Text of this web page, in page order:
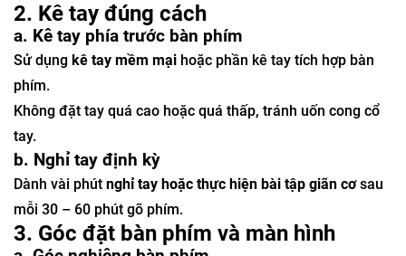
2. Kê tay đúng cách
a. Kê tay phía trước bàn phím
Sử dụng kê tay mềm mại hoặc phần kê tay tích hợp bàn
phím.
Không đặt tay quá cao hoặc quá thấp, tránh uốn cong cổ
tay.
b. Nghỉ tay định kỳ
Dành vài phút nghỉ tay hoặc thực hiện bài tập giãn cơsau
mỗi 30 – 60 phút gõ phím.
3. Góc đặt bàn phím và màn hình